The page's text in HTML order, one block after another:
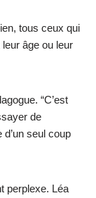
tous ceux qui
âge ou leur
“C’est
de
seul coup
perplexe. Léa